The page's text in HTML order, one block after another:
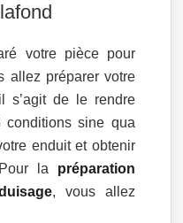
votre pièce pour
allez préparer votre
s’agit de le rendre
sine qua
enduit et obtenir
la préparation
, vous allez